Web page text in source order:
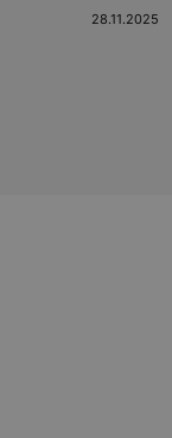
28.11.2025